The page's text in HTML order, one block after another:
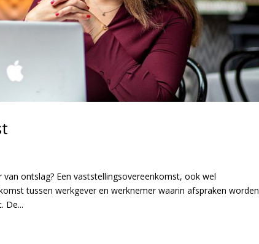
ontslag? Een vaststellingsovereenkomst, ook wel
tussen werkgever en werknemer waarin afspraken worden
De...